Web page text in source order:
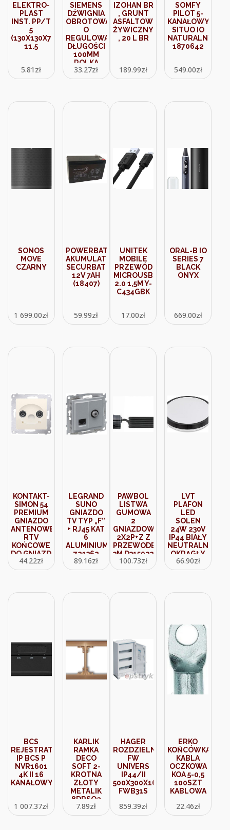
ELEKTRO-
PLAST
INST. PP/T
5
(130X130X70)
11.5
5.81 zł
SIEMENS
DŹWIGNIA
OBROTOWA
O
REGULOWANEJ
DŁUGOŚCI
100MM
ROLKA
19MM DO
GŁOWICY
3SE5000-
33.27zł
IZOHAN BR
, GRUNT
ASFALTOWO-
ŻYWICZNY
, 20 L BR
189.99zł
SOMFY
PILOT 5-
KANAŁOWY
SITUO IO
NATURALNY
1870642
549.00zł
SONOS
MOVE
CZARNY
1 699.00zł
POWERBAT
AKUMULATOR
SECURBAT
12V 7AH
(18407)
59.99zł
UNITEK
MOBILE
PRZEWÓD
MICROUSB
2.0 1,5M Y-
C434GBK
17.00zł
ORAL-B IO
SERIES 7
BLACK
ONYX
669.00zł
KONTAKT-
SIMON 54
PREMIUM
GNIAZDO
ANTENOWE
RTV
KOŃCOWE
DO GNIAZD
PRZELOTOWYCH
TŁUM.
44.22zł
LEGRAND
SUNO
GNIAZDO
TV TYP „F”
+ RJ45 KAT
6
ALUMINIUM
721362
89.16zł
PAWBOL
LISTWA
GUMOWA
2
GNIAZDOWA
2X2P+Z Z
PRZEWODEM
3M D315923
100.73zł
LVT
PLAFON
LED
SOLEN
24W 230V
IP44 BIAŁY
NEUTRALNY
OKRĄGŁY
CZARNY
(7433)
66.90zł
BCS
REJESTRATOR
IP BCS P
NVR1601
4K II 16
KANAŁOWY
1 007.37zł
KARLIK
RAMKA
DECO
SOFT 2-
KROTNA
ZŁOTY
METALIK
8DRSO2
7.89zł
HAGER
ROZDZIELNICA
FW
UNIVERS
IP44/II
500X300X160
FWB31S
859.39zł
ERKO
KOŃCÓWKA
KABLA
OCZKOWA
KOA 5-0,5
100SZT
KABLOWA
22.46zł